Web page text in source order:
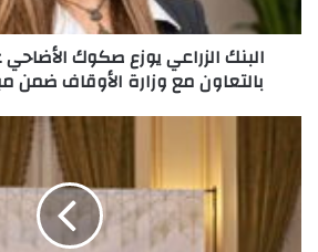
أسرة
بالتعاون
"سكة
خير"
بالتعاون مع وزارة الأوقاف ضمن
وزارة
الخارجية
ومؤسسة